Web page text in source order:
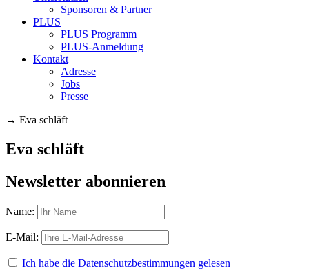
Sponsoren & Partner
PLUS
PLUS Programm
PLUS-Anmeldung
Kontakt
Adresse
Jobs
Presse
→ Eva schläft
Eva schläft
Newsletter abonnieren
Name:
E-Mail:
Ich habe die Datenschutzbestimmungen gelesen